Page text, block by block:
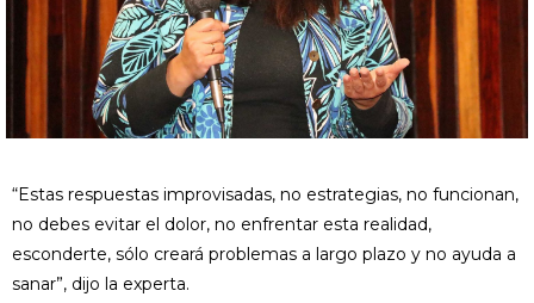
“Estas respuestas improvisadas, no estrategias, no funcionan,
no debes evitar el dolor, no enfrentar esta realidad,
esconderte, sólo creará problemas a largo plazo y no ayuda a
sanar”, dijo la experta.